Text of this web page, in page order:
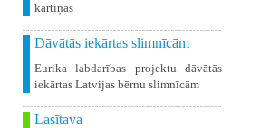
kartiņas
Dāvātās iekārtas slimnīcām
Eurika labdarības projektu dāvātās
iekārtas Latvijas bērnu slimnīcām
Lasītava